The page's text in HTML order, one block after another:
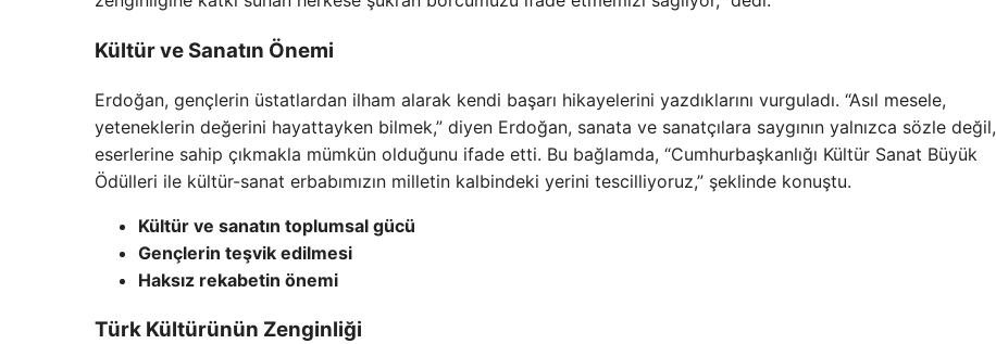
Kültür ve Sanatın Önemi
Erdoğan, gençlerin üstatlardan ilham alarak kendi başarı hikayelerini yazdıklarını vurguladı. “Asıl mesele,
yeteneklerin değerini hayattayken bilmek,” diyen Erdoğan, sanata ve sanatçılara saygının yalnızca sözle değil,
eserlerine sahip çıkmakla mümkün olduğunu ifade etti. Bu bağlamda, “Cumhurbaşkanlığı Kültür Sanat Büyük
Ödülleri ile kültür-sanat erbabımızın milletin kalbindeki yerini tescilliyoruz,” şeklinde konuştu.
Kültür ve sanatın toplumsal gücü
Gençlerin teşvik edilmesi
Haksız rekabetin önemi
Türk Kültürünün Zenginliği